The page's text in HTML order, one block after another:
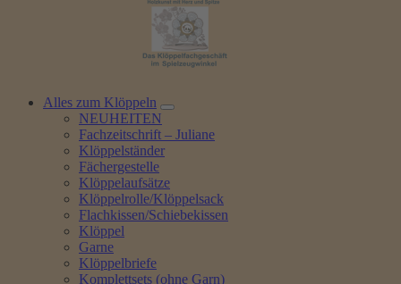
Alles zum Klöppeln
NEUHEITEN
Fachzeitschrift – Juliane
Klöppelständer
Fächergestelle
Klöppelaufsätze
Klöppelrolle/Klöppelsack
Flachkissen/Schiebekissen
Klöppel
Garne
Klöppelbriefe
Komplettsets (ohne Garn)